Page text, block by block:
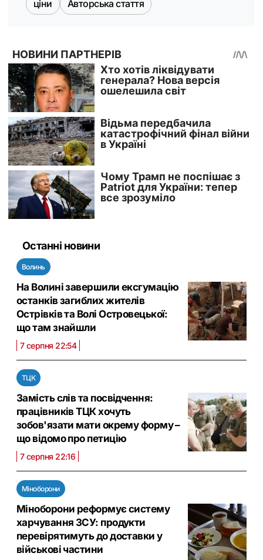
ціни Авторська стаття
Останні новини
Волинь
На Волині завершили ексгумацію
останків загиблих жителів
Острівків та Волі Островецької:
що там знайшли
7 серпня 22:54
ТЦК
Замість слів та посвідчення:
працівників ТЦК хочуть
зобов'язати мати окрему форму –
що відомо про петицію
7 серпня 22:16
Міноборони
Міноборони реформує систему
харчування ЗСУ: продукти
перевірятимуть до доставки у
військові частини